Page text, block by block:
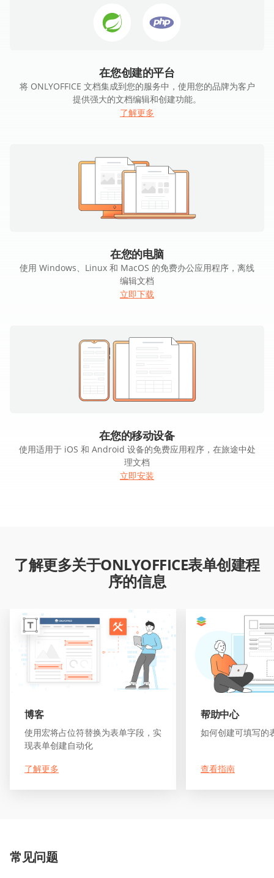
在您创建的平台
将 ONLYOFFICE 文档集成到您的服务中，使用您的品牌为客户
提供强大的文档编辑和创建功能。
了解更多
在您的电脑
使用 Windows、Linux 和 MacOS 的免费办公应用程序，离线
编辑文档
立即下载
在您的移动设备
使用适用于 iOS 和 Android 设备的免费应用程序，在旅途中处
理文档
立即安装
了解更多关于ONLYOFFICE表单创建程
序的信息
博客
使用宏将占位符替换为表单字段，实
现表单创建自动化
了解更多
帮助中心
如何创建可填写的
查看指南
常见问题